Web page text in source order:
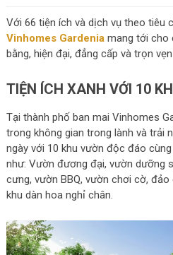
Với 66 tiện ích và dịch vụ theo tiêu
Vinhomes Gardenia mang tới cho
bằng, hiện đại, đẳng cấp và trọn
TIỆN ÍCH XANH VỚI 10
Tại thành phố ban mai Vinhomes
trong không gian trong lành và trải
ngày với 10 khu vườn độc đáo
như: Vườn đương đại, vườn dưỡng
cưng, vườn BBQ, vườn chơi cờ,
khu dàn hoa nghỉ chân.